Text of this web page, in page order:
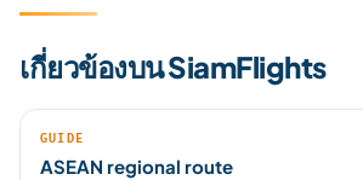
เกี่ยวข้องบน SiamFlights
GUIDE
ASEAN regional route